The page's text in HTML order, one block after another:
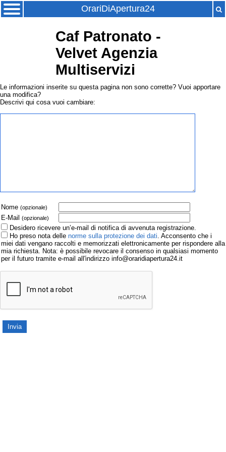
OrariDiApertura24
Caf Patronato -
Velvet Agenzia
Multiservizi
Le informazioni inserite su questa pagina non sono corrette? Vuoi apportare
una modifica?
Descrivi qui cosa vuoi cambiare:
Nome (opzionale)
E-Mail (opzionale)
Desidero ricevere un’e-mail di notifica di avvenuta registrazione.
Ho preso nota delle norme sulla protezione dei dati. Acconsento che i
miei dati vengano raccolti e memorizzati elettronicamente per rispondere alla
mia richiesta. Nota: è possibile revocare il consenso in qualsiasi momento
per il futuro tramite e-mail all'indirizzo info@oraridiapertura24.it